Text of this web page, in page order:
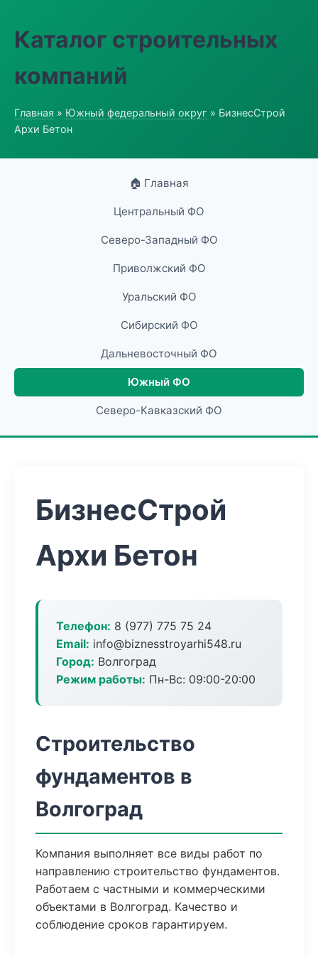
Каталог строительных
компаний
Главная » Южный федеральный округ » БизнесСтрой
Архи Бетон
🏠 Главная
Центральный ФО
Северо-Западный ФО
Приволжский ФО
Уральский ФО
Сибирский ФО
Дальневосточный ФО
Южный ФО
Северо-Кавказский ФО
БизнесСтрой
Архи Бетон
Телефон: 8 (977) 775 75 24
Email: info@biznesstroyarhi548.ru
Город: Волгоград
Режим работы: Пн-Вс: 09:00-20:00
Строительство
фундаментов в
Волгоград
Компания выполняет все виды работ по
направлению строительство фундаментов.
Работаем с частными и коммерческими
объектами в Волгоград. Качество и
соблюдение сроков гарантируем.